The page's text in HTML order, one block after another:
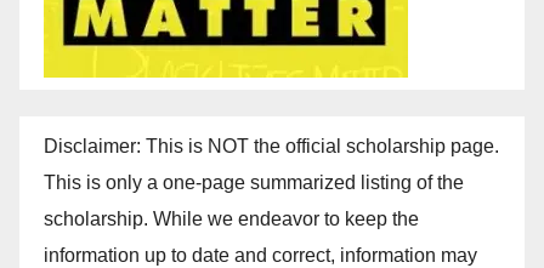
Disclaimer: This is NOT the official scholarship page.
This is only a one-page summarized listing of the
scholarship. While we endeavor to keep the
information up to date and correct, information may